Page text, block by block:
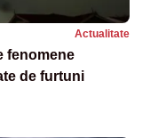
Actualitate
fenomene
de furtuni